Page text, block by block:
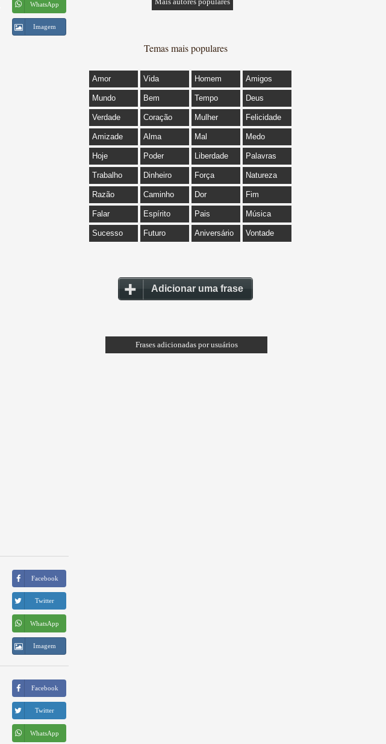
WhatsApp
Imagem
Facebook
Twitter
WhatsApp
Imagem
Facebook
Twitter
WhatsApp
Temas mais populares
Amor Vida Homem Amigos
Mundo Bem Tempo Deus
Verdade Coração Mulher Felicidade
Amizade Alma Mal Medo
Hoje Poder Liberdade Palavras
Trabalho Dinheiro Força Natureza
Razão Caminho Dor Fim
Falar Espírito Pais Música
Sucesso Futuro Aniversário Vontade
Adicionar uma frase
Frases adicionadas por usuários